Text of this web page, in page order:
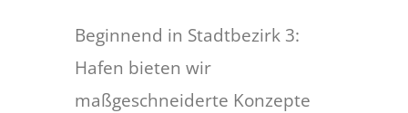
Beginnend in Stadtbezirk 3:
Hafen bieten wir
maßgeschneiderte Konzepte